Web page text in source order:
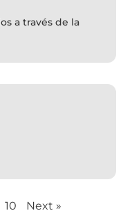
a través de la
10 Next »